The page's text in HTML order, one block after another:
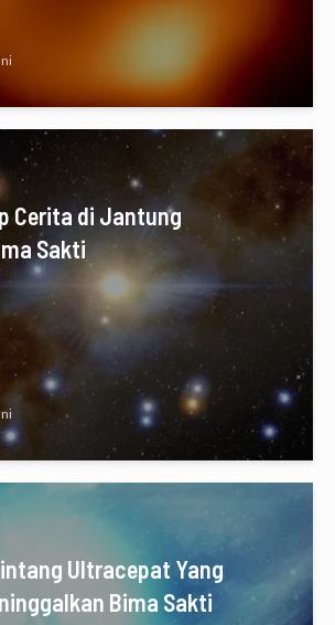
Cerita di Jantung
Sakti
Ultracepat Yang
Bima Sakti